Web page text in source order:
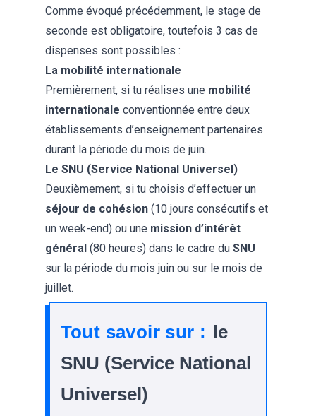
Comme évoqué précédemment, le stage de
seconde est obligatoire, toutefois 3 cas de
dispenses sont possibles :
La mobilité internationale
Premièrement, si tu réalises une mobilité
internationale conventionnée entre deux
établissements d’enseignement partenaires
durant la période du mois de juin.
Le SNU (Service National Universel)
Deuxièmement, si tu choisis d’effectuer un
séjour de cohésion (10 jours consécutifs et
un week-end) ou une mission d’intérêt
général (80 heures) dans le cadre du SNU
sur la période du mois juin ou sur le mois de
juillet.
Tout savoir sur :
le
SNU (Service National
Universel)